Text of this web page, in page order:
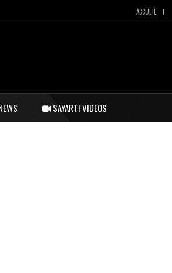
ACCUEIL
SAYARTI VIDEOS